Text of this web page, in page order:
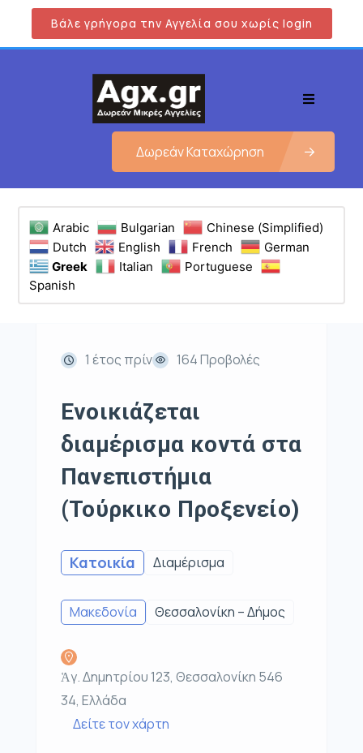
Βάλε γρήγορα την Αγγελία σου χωρίς login
Δωρεάν Καταχώρηση
Arabic Bulgarian
Chinese (Simplified)
Dutch
English French
German
Greek
Italian
Portuguese
Spanish
1 έτος πρίν 164 Προβολές
Ενοικιάζεται
διαμέρισμα κοντά στα
Πανεπιστήμια
(Τούρκικο Προξενείο)
Κατοικία Διαμέρισμα
Μακεδονία Θεσσαλονίκη – Δήμος
Ἁγ. Δημητρίου 123, Θεσσαλονίκη 546
34, Ελλάδα
Δείτε τον χάρτη